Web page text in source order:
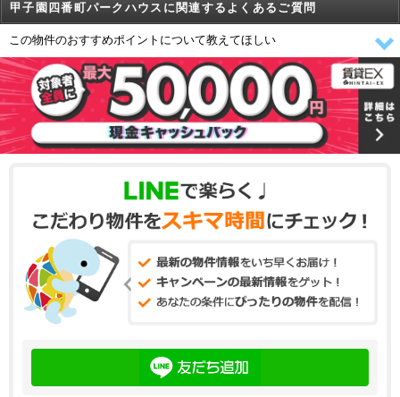
甲子園四番町パークハウスに関連するよくあるご質問
この物件のおすすめポイントについて教えてほしい